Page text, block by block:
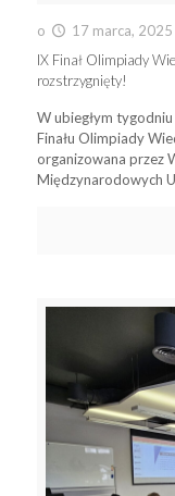
o
17 marca, 2025
IX Finał Olimpiady
rozstrzygnięty!
W ubiegłym
Finału Olimpiady
organizowana przez
Międzynarodowych